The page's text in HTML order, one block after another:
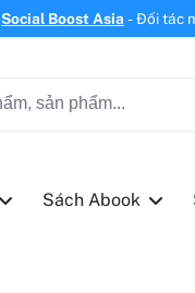
Social Boost Asia - Đối tác
Sách Abook